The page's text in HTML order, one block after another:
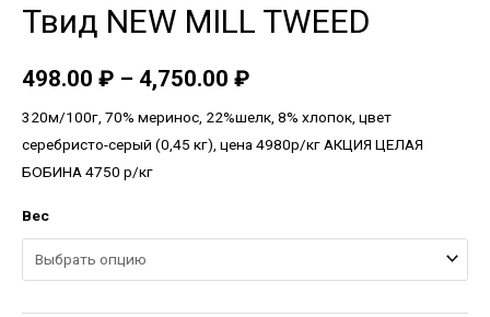
Твид NEW MILL TWEED
498.00 ₽ – 4,750.00 ₽
320м/100г, 70% меринос, 22%шелк, 8% хлопок, цвет
серебристо-серый (0,45 кг), цена 4980р/кг АКЦИЯ ЦЕЛАЯ
БОБИНА 4750 р/кг
Вес